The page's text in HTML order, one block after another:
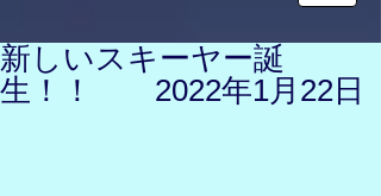
新しいスキーヤー誕
生！！ 2022年1月22日